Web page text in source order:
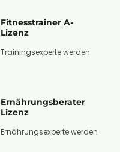
Fitnesstrainer A-
Lizenz
Trainingsexperte werden
Ernährungsberater
Lizenz
Ernährungsexperte werden